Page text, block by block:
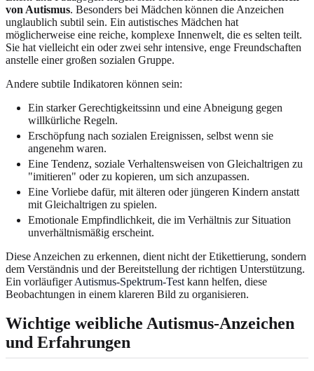
von Autismus. Besonders bei Mädchen können die Anzeichen
unglaublich subtil sein. Ein autistisches Mädchen hat
möglicherweise eine reiche, komplexe Innenwelt, die es selten teilt.
Sie hat vielleicht ein oder zwei sehr intensive, enge Freundschaften
anstelle einer großen sozialen Gruppe.
Andere subtile Indikatoren können sein:
Ein starker Gerechtigkeitssinn und eine Abneigung gegen
willkürliche Regeln.
Erschöpfung nach sozialen Ereignissen, selbst wenn sie
angenehm waren.
Eine Tendenz, soziale Verhaltensweisen von Gleichaltrigen zu
"imitieren" oder zu kopieren, um sich anzupassen.
Eine Vorliebe dafür, mit älteren oder jüngeren Kindern anstatt
mit Gleichaltrigen zu spielen.
Emotionale Empfindlichkeit, die im Verhältnis zur Situation
unverhältnismäßig erscheint.
Diese Anzeichen zu erkennen, dient nicht der Etikettierung, sondern
dem Verständnis und der Bereitstellung der richtigen Unterstützung.
Ein vorläufigerAutismus-Spektrum-Test kann helfen, diese
Beobachtungen in einem klareren Bild zu organisieren.
Wichtige weibliche Autismus-Anzeichen
und Erfahrungen